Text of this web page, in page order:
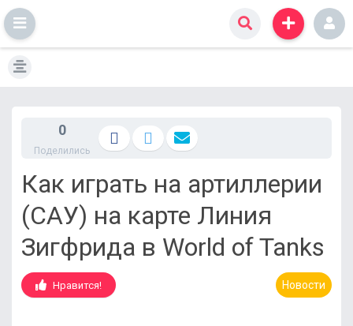
0
Поделились
Как играть на артиллерии
(САУ) на карте Линия
Зигфрида в World of Tanks
Нравится! Новости